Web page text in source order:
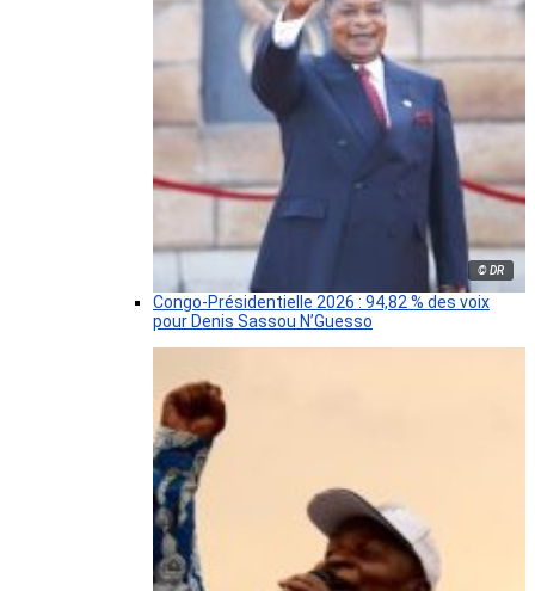
© DR
Congo-Présidentielle 2026 : 94,82 % des voix
pour Denis Sassou N’Guesso